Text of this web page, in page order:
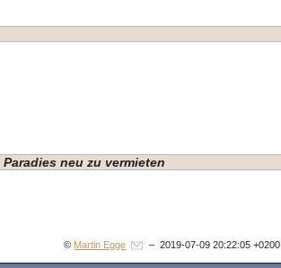
Paradies neu zu vermieten
© Martin Egge – 2019-07-09 20:22:05 +0200